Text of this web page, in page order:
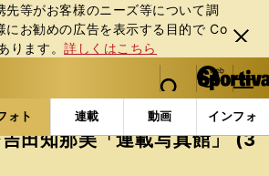
先等がお客様のニーズ等について調
にお勧めの広告を表⽰する⽬的で Co
ります。詳しくはこちら
閉じ
る
web Sportiva (webスポルティーバ)
検索
マイペ
ー
ジ
メニュ
ォト 連載 動画 インフォ
スポーツビーナスギャラリー ロ
田知那美「連載写真館」 (3